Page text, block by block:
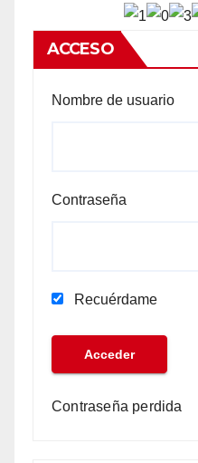
ACCESO
Nombre de usuario
Contraseña
Recuérdame
Contraseña perdida